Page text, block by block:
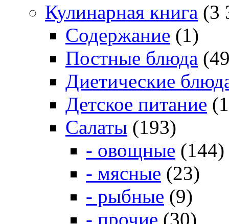
Кулинарная книга (3
Содержание (1)
Постные блюда
Диетические
Детское питание
Салаты (193)
- овощные (144)
- мясные (23)
- рыбные (9)
- прочие (30)